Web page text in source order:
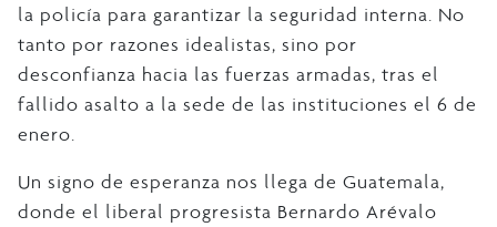
la policía para garantizar la seguridad interna. No
tanto por razones idealistas, sino por
desconfianza hacia las fuerzas armadas, tras el
fallido asalto a la sede de las instituciones el 6 de
enero.
Un signo de esperanza nos llega de Guatemala,
donde el liberal progresista Bernardo Arévalo